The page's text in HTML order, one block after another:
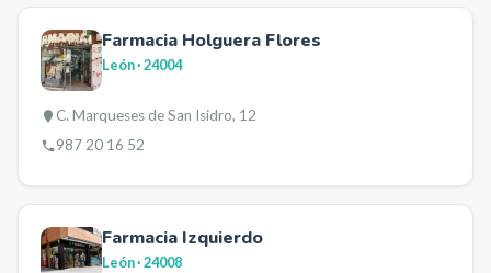
Farmacia Holguera Flores
León· 24004
C. Marqueses de San Isidro, 12
987 20 16 52
Farmacia Izquierdo
León· 24008